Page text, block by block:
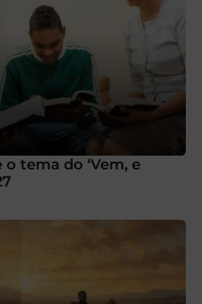
tema do ‘Vem, e